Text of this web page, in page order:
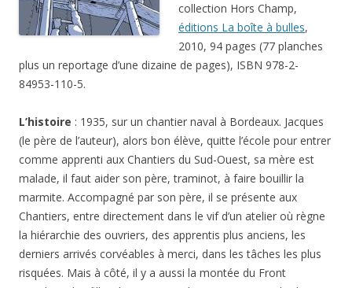
collection Hors Champ,
éditions La boîte à bulles,
2010, 94 pages (77 planches
plus un reportage d’une dizaine de pages), ISBN 978-2-
84953-110-5.
L’histoire : 1935, sur un chantier naval à Bordeaux. Jacques
(le père de l’auteur), alors bon élève, quitte l’école pour entrer
comme apprenti aux Chantiers du Sud-Ouest, sa mère est
malade, il faut aider son père, traminot, à faire bouillir la
marmite. Accompagné par son père, il se présente aux
Chantiers, entre directement dans le vif d’un atelier où règne
la hiérarchie des ouvriers, des apprentis plus anciens, les
derniers arrivés corvéables à merci, dans les tâches les plus
risquées. Mais à côté, il y a aussi la montée du Front